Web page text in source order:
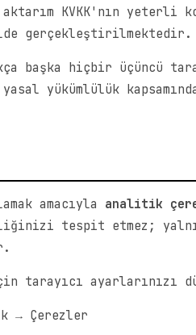
KVKK'nın yeterli
gerçekleştirilmektedir.
başka hiçbir üçüncü
yasal yükümlülük
amacıyla analitik
tespit etmez;
tarayıcı
→ Çerezler